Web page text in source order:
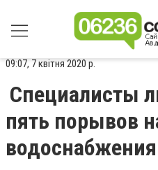
09:07, 7 квітня 2020 р.
Специалисты
пять порывов
водоснабжения